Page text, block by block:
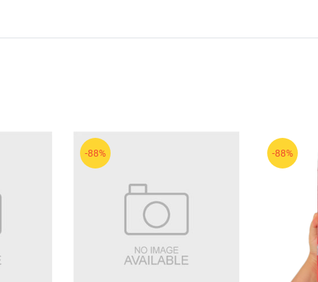
từ Mỹ, được yêu thích nhờ các sản phẩm trang điểm đa
-88% -88%